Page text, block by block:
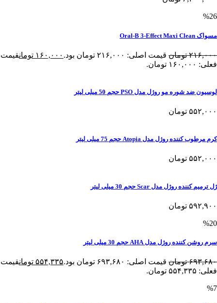
%26
مسواک Oral-B 3-Effect Maxi Clean
۲۱۶,۰۰۰ تومان قیمت اصلی: ۲۱۶,۰۰۰ تومان بود. ۱۶۰,۰۰۰ تومانقیمت
فعلی: ۱۶۰,۰۰۰ تومان.
لوسیون ضد شوره مو روژل مدل PSO حجم 50 میلی لیتر
۵۵۲,۰۰۰ تومان
کرم مرطوب کننده روژل مدل Atopia حجم 75 میلی لیتر
۵۵۲,۰۰۰ تومان
ژل ترمیم کننده روژل مدل Scar حجم 30 میلی لیتر
۵۹۲,۹۰۰ تومان
%20
سرم روشن کننده روژل مدل AHA حجم 30 میلی لیتر
۶۹۳,۶۸۰ تومان قیمت اصلی: ۶۹۳,۶۸۰ تومان بود. ۵۵۴,۳۳۵ تومانقیمت
فعلی: ۵۵۴,۳۳۵ تومان.
%7